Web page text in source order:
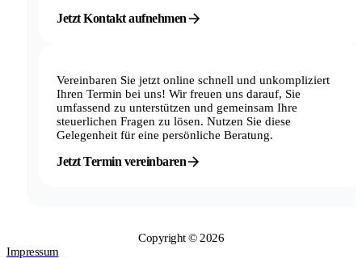
Jetzt Kontakt aufnehmen
Vereinbaren Sie jetzt online schnell und unkompliziert
Ihren Termin bei uns! Wir freuen uns darauf, Sie
umfassend zu unterstützen und gemeinsam Ihre
steuerlichen Fragen zu lösen. Nutzen Sie diese
Gelegenheit für eine persönliche Beratung.
Jetzt Termin vereinbaren
Copyright © 2026
Impressum